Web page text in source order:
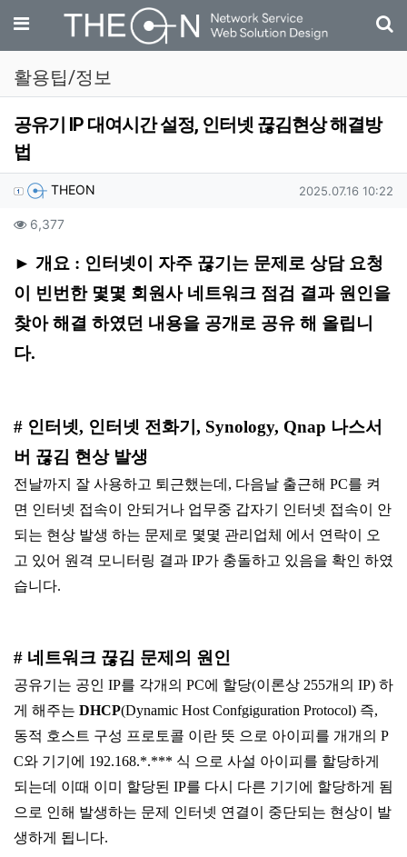
메뉴
활용팁/정보
공유기 IP 대여시간 설정, 인터넷 끊김현상 해결방
법
작성자 정보
THEON 작성일
2025.07.16 10:22
컨텐츠 정보
6,377조회
본문
► 개요 : 인터넷이 자주 끊기는 문제로 상담 요청
이 빈번한 몇몇 회원사 네트워크 점검 결과 원인을
찾아 해결 하였던 내용을 공개로 공유 해 올립니
다.
# 인터넷, 인터넷 전화기, Synology, Qnap 나스서
버 끊김 현상 발생
전날까지 잘 사용하고 퇴근했는데, 다음날 출근해 PC를 켜
면 인터넷 접속이 안되거나 업무중 갑자기 인터넷 접속이 안
되는 현상 발생 하는 문제로 몇몇 관리업체 에서 연락이 오
고 있어 원격 모니터링 결과 IP가 충돌하고 있음을 확인 하였
습니다.
# 네트워크 끊김 문제의 원인
공유기는 공인 IP를 각개의 PC에 할당(이론상 255개의 IP) 하
게 해주는 DHCP(Dynamic Host Confgiguration Protocol) 즉,
동적 호스트 구성 프로토콜 이란 뜻 으로 아이피를 개개의 P
C와 기기에 192.168.*.*** 식 으로 사설 아이피를 할당하게
되는데 이때 이미 할당된 IP를 다시 다른 기기에 할당하게 됨
으로 인해 발생하는 문제 인터넷 연결이 중단되는 현상이 발
생하게 됩니다.